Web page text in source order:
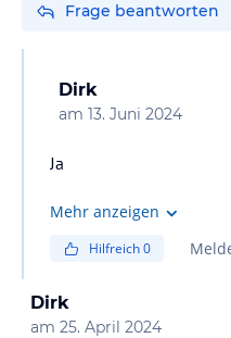
Frage beantworten
Dirk
am 13. Juni 2024
Ja
Mehr anzeigen
Hilfreich0
Dirk
am 25. April 2024